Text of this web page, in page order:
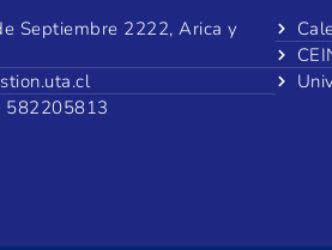
Septiembre 2222, Arica y
582205813